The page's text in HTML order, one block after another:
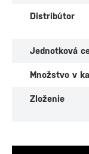
Distribútor
Jednotková
Množstvo v
Zloženie